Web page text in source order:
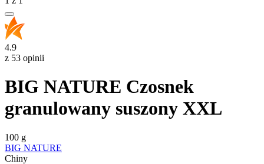
4.9
z 53 opinii
BIG NATURE Czosnek
granulowany suszony XXL
100 g
BIG NATURE
Chiny